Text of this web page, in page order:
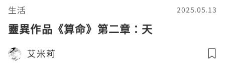
生活 2025.05.13
靈異作品《算命》第二章：天
艾米莉